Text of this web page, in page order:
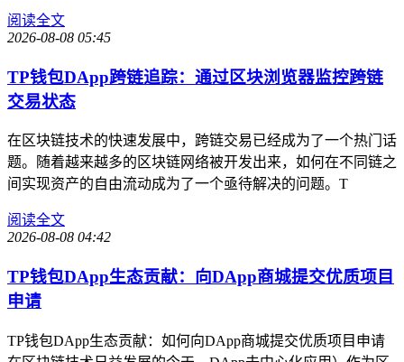
阅读全文
2026-08-08 05:45
TP钱包DApp跨链追踪：通过区块浏览器监控跨链
交易状态
在区块链技术的快速发展中，跨链交易已经成为了一个热门话
题。随着越来越多的区块链网络被开发出来，如何在不同链之
间实现资产的自由流动成为了一个亟待解决的问题。T
阅读全文
2026-08-08 04:42
TP钱包DApp生态贡献：向DApp商城提交优质项目
申请
TP钱包DApp生态贡献：如何向DApp商城提交优质项目申请